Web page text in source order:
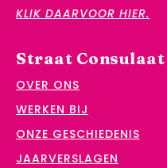
KLIK DAARVOOR HIER.
Straat Consulaat
OVER ONS
WERKEN BIJ
ONZE GESCHIEDENIS
JAARVERSLAGEN